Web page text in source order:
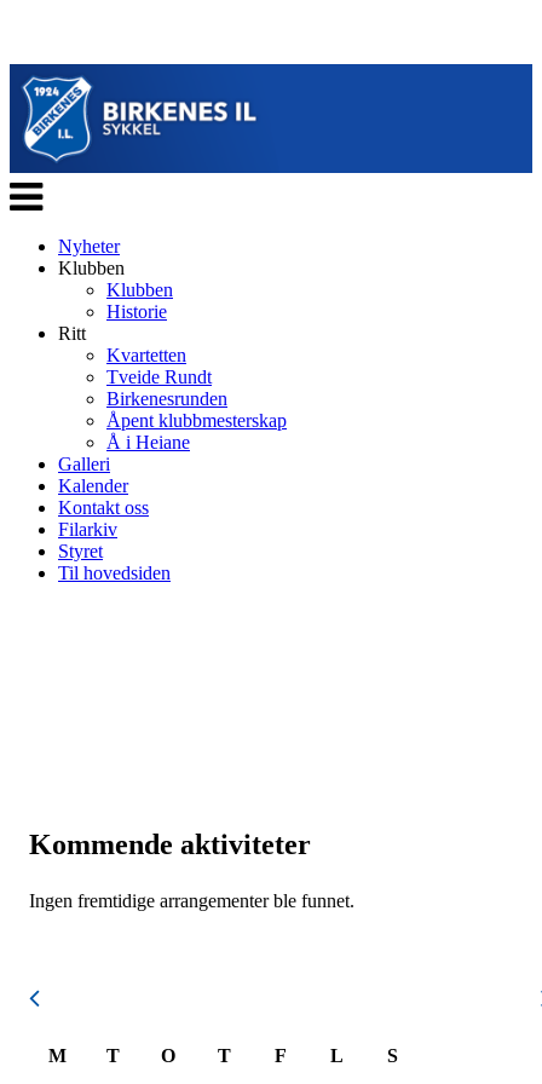
Veksle
navigasjon
Nyheter
Klubben
Klubben
Historie
Ritt
Kvartetten
Tveide Rundt
Birkenesrunden
Åpent klubbmesterskap
Å i Heiane
Galleri
Kalender
Kontakt oss
Filarkiv
Styret
Til hovedsiden
Kommende aktiviteter
Ingen fremtidige arrangementer ble funnet.
M T O T F L S